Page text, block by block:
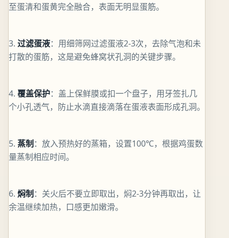
至蛋清和蛋黄完全融合，表面无明显蛋筋。
3. 过滤蛋液：用细筛网过滤蛋液2-3次，去除气泡和未
打散的蛋筋，这是避免蜂窝状孔洞的关键步骤。
4. 覆盖保护：盖上保鲜膜或扣一个盘子，用牙签扎几
个小孔透气，防止水滴直接滴落在蛋液表面形成孔洞。
5. 蒸制 ：放入预热好的蒸箱，设置100℃，根据鸡蛋数
量蒸制相应时间。
6. 焖制 ：关火后不要立即取出，焖2-3分钟再取出，让
余温继续加热，口感更加嫩滑。